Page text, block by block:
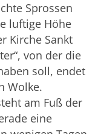
Sprossen
luftige Höhe
Kirche Sankt
von der die
soll, endet
Wolke.
am Fuß der
eine